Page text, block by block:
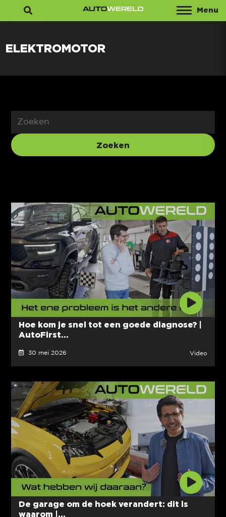
Menu
ELEKTROMOTOR
Hoe kom je snel tot een goede diagnose? |
AutoFirst...
30 mei 2026 Video
De garage om de hoek verandert: dit is
waarom |...